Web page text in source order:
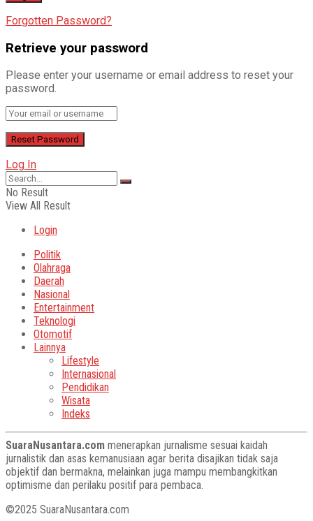
Forgotten Password?
Retrieve your password
Please enter your username or email address to reset your
password.
Log In
No Result
View All Result
Login
Politik
Olahraga
Daerah
Nasional
Entertainment
Teknologi
Otomotif
Lainnya
Lifestyle
Internasional
Pendidikan
Wisata
Indeks
SuaraNusantara.com menerapkan jurnalisme sesuai kaidah
jurnalistik dan asas kemanusiaan agar berita disajikan tidak saja
objektif dan bermakna, melainkan juga mampu membangkitkan
optimisme dan perilaku positif para pembaca.
©2025 SuaraNusantara.com